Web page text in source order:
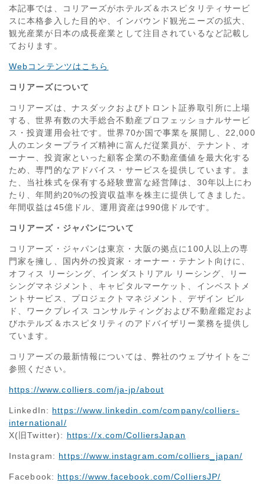
本記事では、コリアーズがホテルズ＆ホスピタリティサービ
スに本格参入した目的や、インバウンド観光ニーズの拡大、
観光産業が日本の成長産業として注目されているなど記載し
ております。
Webコンテンツはこちら
コリアーズについて
コリアーズは、ナスダックおよびトロント証券取引所に上場
する、世界有数の大手総合不動産プロフェッショナルサービ
ス・投資運用会社です。世界70か国で事業を展開し、22,000
人のエンタープライズ精神に富んだ従業員が、テナント、オ
ーナー、投資家といった顧客企業の不動産価値を最大化する
ため、専門的なアドバイス・サービスを提供しています。ま
た、当社株式を保有する経験豊富な経営陣は、30年以上にわ
たり、年間約20%の投資収益率を株主に提供してきました。
年間収益は45億ドル、運用資産は990億ドルです。
コリアーズ・ジャパンについて
コリアーズ・ジャパンは東京・大阪の拠点に100人以上の専
門家を擁し、国内外の投資家・オーナー・テナント向けに、
オフィス リーシング、インダストリアル リーシング、リー
シングマネジメント、キャピタルマーケット、インベストメ
ントサービス、プロジェクトマネジメント、デザイン ビル
ド、ワークプレイス コンサルティングおよび不動産鑑定およ
びホテルズ＆ホスピタリティのアドバイザリー業務を提供し
ています。
コリアーズの最新情報については、弊社のウェブサイトをご
参照ください。
https://www.colliers.com/ja-jp/about
LinkedIn: https://www.linkedin.com/company/colliers-
international/
X(旧Twitter): https://x.com/ColliersJapan
Instagram: https://www.instagram.com/colliers_japan/
Facebook: https://www.facebook.com/ColliersJP/